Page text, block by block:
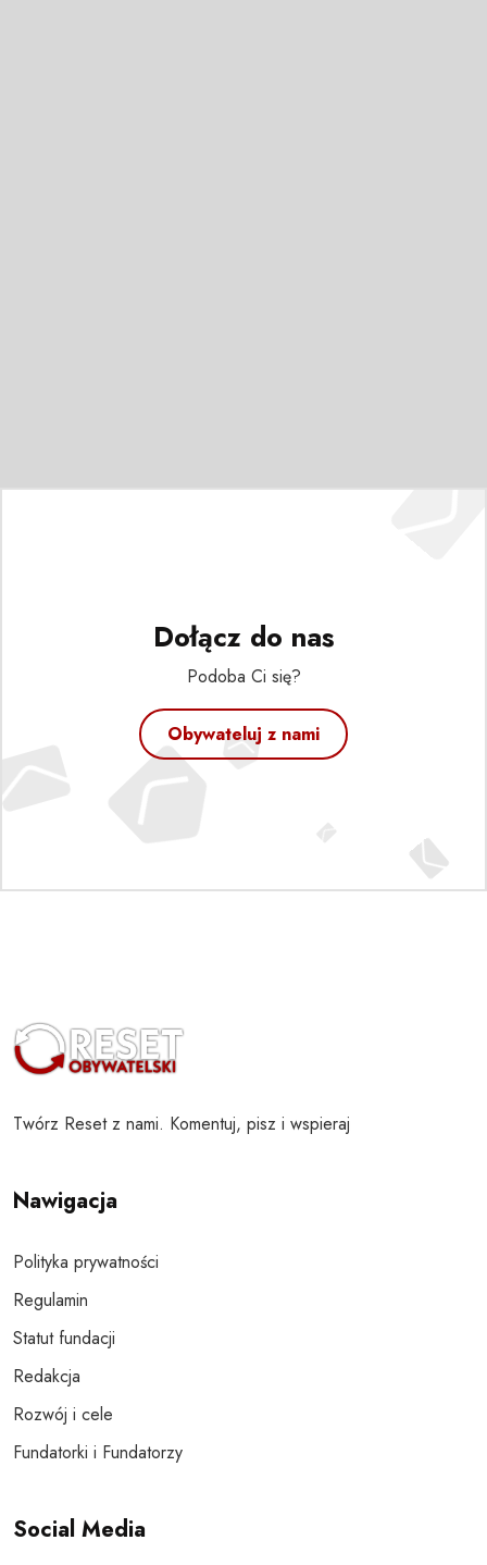
Dołącz do nas
Podoba Ci się?
Obywateluj z nami
Twórz Reset z nami. Komentuj, pisz i wspieraj
Nawigacja
Polityka prywatności
Regulamin
Statut fundacji
Redakcja
Rozwój i cele
Fundatorki i Fundatorzy
Social Media